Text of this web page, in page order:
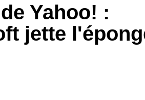
Yahoo! :
jette